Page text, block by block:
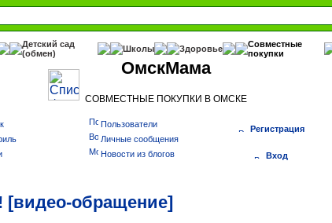
Детский сад
(обмен)
Школы Здоровье
Совместные
покупки
ОмскМама
СОВМЕСТНЫЕ ПОКУПКИ В ОМСКЕ
Пользователи
Личные сообщения
Новости из блогов
Регистрация
Вход
обращение]